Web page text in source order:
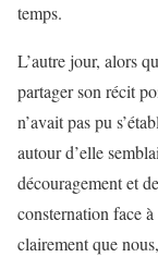
temps.
L’autre jour, alors
partager son récit
n’avait pas pu
autour d’elle
découragement et
consternation face
clairement que